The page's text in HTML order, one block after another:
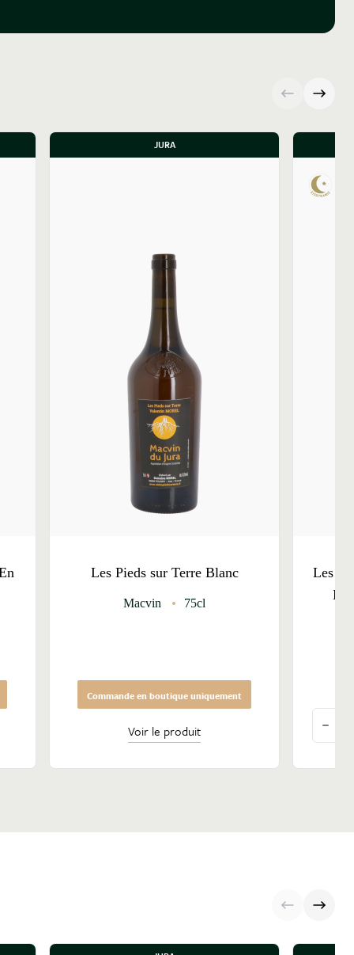
JURA
Les Pieds sur Terre Blanc
Macvin 75cl
Commande en boutique uniquement
Voir le produit
Les